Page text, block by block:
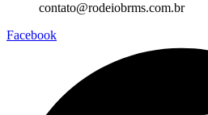
contato@rodeiobrms.com.br
Facebook